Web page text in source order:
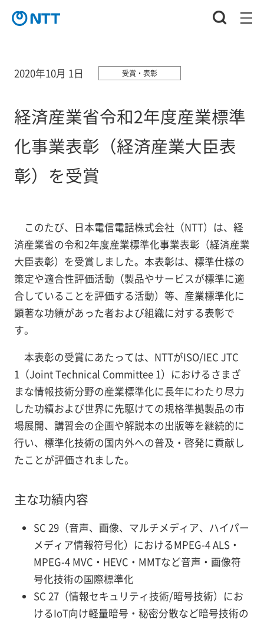
2020年10月 1日 受賞・表彰
経済産業省令和2年度産業標準
化事業表彰（経済産業大臣表
彰）を受賞
このたび、日本電信電話株式会社（NTT）は、経
済産業省の令和2年度産業標準化事業表彰（経済産業
大臣表彰）を受賞しました。本表彰は、標準仕様の
策定や適合性評価活動（製品やサービスが標準に適
合していることを評価する活動）等、産業標準化に
顕著な功績があった者および組織に対する表彰で
す。
本表彰の受賞にあたっては、NTTがISO/IEC JTC
1（Joint Technical Committee 1）におけるさまざ
まな情報技術分野の産業標準化に長年にわたり尽力
した功績および世界に先駆けての規格準拠製品の市
場展開、講習会の企画や解説本の出版等を継続的に
行い、標準化技術の国内外への普及・啓発に貢献し
たことが評価されました。
主な功績内容
SC 29（音声、画像、マルチメディア、ハイパー
メディア情報符号化）におけるMPEG-4 ALS・
MPEG-4 MVC・HEVC・MMTなど音声・画像符
号化技術の国際標準化
SC 27（情報セキュリティ技術/暗号技術）にお
けるIoT向け軽量暗号・秘密分散など暗号技術の